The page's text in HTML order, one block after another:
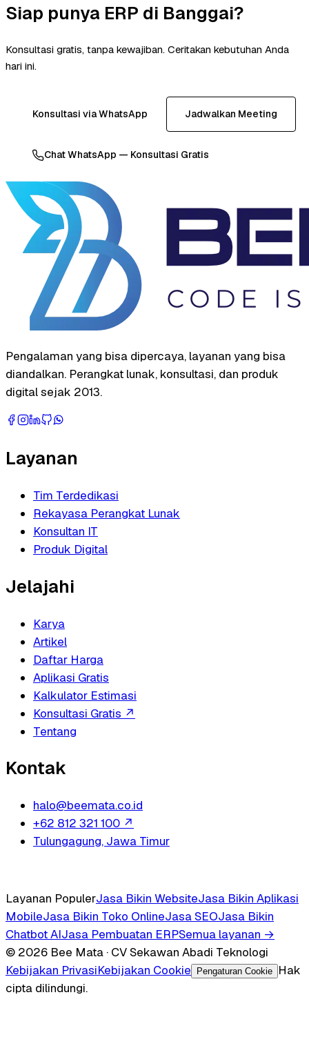
Siap punya ERP di Banggai?
Konsultasi gratis, tanpa kewajiban. Ceritakan kebutuhan Anda
hari ini.
Konsultasi via WhatsApp Jadwalkan Meeting
Chat WhatsApp — Konsultasi Gratis
Pengalaman yang bisa dipercaya, layanan yang bisa
diandalkan. Perangkat lunak, konsultasi, dan produk
digital sejak 2013.
Layanan
Tim Terdedikasi
Rekayasa Perangkat Lunak
Konsultan IT
Produk Digital
Jelajahi
Karya
Artikel
Daftar Harga
Aplikasi Gratis
Kalkulator Estimasi
Konsultasi Gratis ↗
Tentang
Kontak
halo@beemata.co.id
+62 812 321 100 ↗
Tulungagung, Jawa Timur
Layanan PopulerJasa Bikin WebsiteJasa Bikin Aplikasi
MobileJasa Bikin Toko OnlineJasa SEOJasa Bikin
Chatbot AIJasa Pembuatan ERPSemua layanan →
© 2026 Bee Mata · CV Sekawan Abadi Teknologi
Kebijakan PrivasiKebijakan Cookie Pengaturan Cookie
Hak
cipta dilindungi.